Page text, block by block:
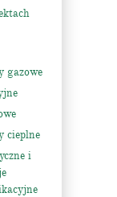
gazowe
cieplne
i